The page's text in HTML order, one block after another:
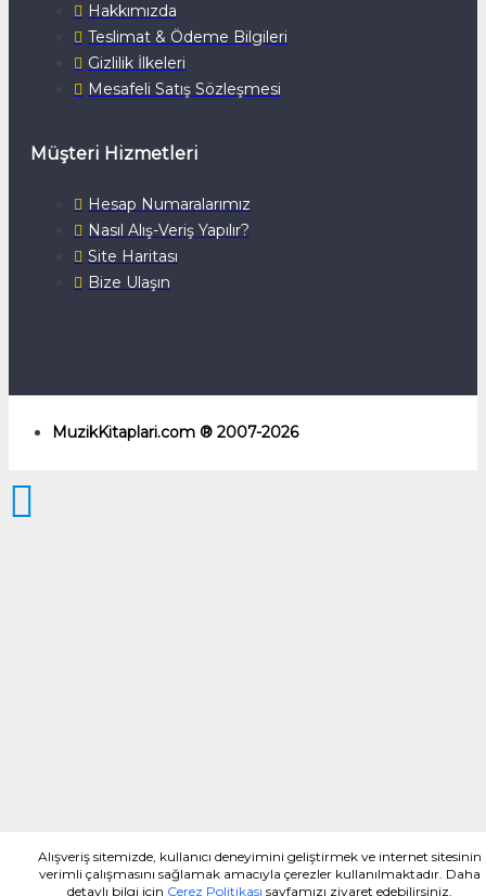
Hakkımızda
Teslimat & Ödeme Bilgileri
Gizlilik İlkeleri
Mesafeli Satış Sözleşmesi
Müşteri Hizmetleri
Hesap Numaralarımız
Nasıl Alış-Veriş Yapılır?
Site Haritası
Bize Ulaşın
MuzikKitaplari.com ® 2007-2026
Alışveriş sitemizde, kullanıcı deneyimini geliştirmek ve internet sitesinin
verimli çalışmasını sağlamak amacıyla çerezler kullanılmaktadır. Daha
detaylı bilgi için Çerez Politikası sayfamızı ziyaret edebilirsiniz.